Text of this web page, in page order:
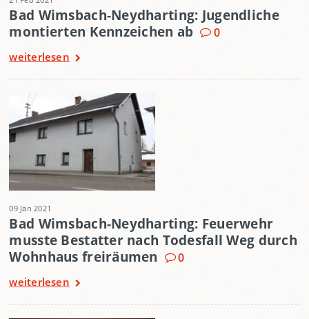
Bad Wimsbach-Neydharting: Jugendliche
montierten Kennzeichen ab
0
weiterlesen
09 Jän 2021
Bad Wimsbach-Neydharting: Feuerwehr
musste Bestatter nach Todesfall Weg durch
Wohnhaus freiräumen
0
weiterlesen